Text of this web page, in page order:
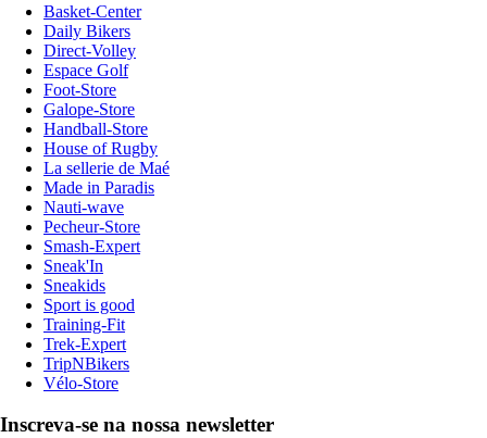
Basket-Center
Daily Bikers
Direct-Volley
Espace Golf
Foot-Store
Galope-Store
Handball-Store
House of Rugby
La sellerie de Maé
Made in Paradis
Nauti-wave
Pecheur-Store
Smash-Expert
Sneak'In
Sneakids
Sport is good
Training-Fit
Trek-Expert
TripNBikers
Vélo-Store
Inscreva-se na nossa newsletter